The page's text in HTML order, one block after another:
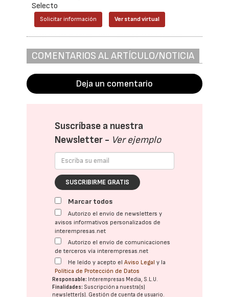
Selecto
Solicitar información Ver stand virtual
COMENTARIOS AL ARTÍCULO/NOTICIA
Deja un comentario
Suscríbase a nuestra
Newsletter - Ver ejemplo
SUSCRIBIRME GRATIS
Marcar todos
Autorizo el envío de newsletters y
avisos informativos personalizados de
interempresas.net
Autorizo el envío de comunicaciones
de terceros vía interempresas.net
He leído y acepto elAviso Legal y la
Política de Protección de Datos
Responsable: Interempresas Media, S.L.U.
Finalidades: Suscripción a nuestra(s)
newsletter(s). Gestión de cuenta de usuario.